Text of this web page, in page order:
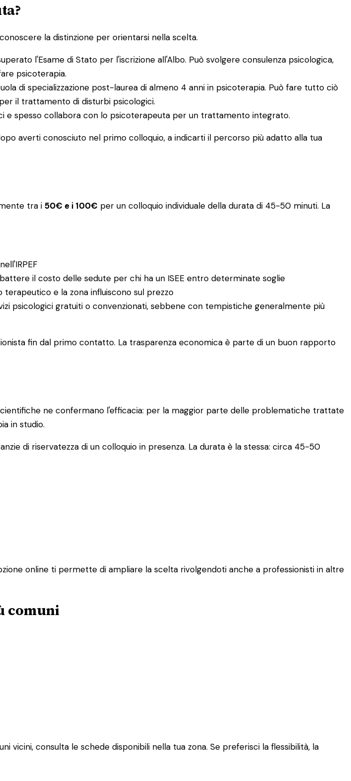
la distinzione per orientarsi nella scelta.
l'Esame di Stato per l'iscrizione all'Albo. Può svolgere consulenza psicologica,
psicoterapia.
di specializzazione post-laurea di almeno 4 anni in psicoterapia. Può fare tutto ciò
il trattamento di disturbi psicologici.
e spesso collabora con lo psicoterapeuta per un trattamento integrato.
averti conosciuto nel primo colloquio, a indicarti il percorso più adatto alla tua
tra i 50€ e i 100€ per un colloquio individuale della durata di 45-50 minuti. La
il costo delle sedute per chi ha un ISEE entro determinate soglie
e la zona influiscono sul prezzo
psicologici gratuiti o convenzionati, sebbene con tempistiche generalmente più
fin dal primo contatto. La trasparenza economica è parte di un buon rapporto
ne confermano l'efficacia: per la maggior parte delle problematiche trattate
in studio.
di riservatezza di un colloquio in presenza. La durata è la stessa: circa 45-50
online ti permette di ampliare la scelta rivolgendoti anche a professionisti in altre
comuni
vicini, consulta le schede disponibili nella tua zona. Se preferisci la flessibilità, la